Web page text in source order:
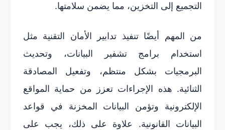
التجميع إلى التخزين، مما يضمن سلامتها.
من المهم أيضًا تنفيذ تدابير الأمان التقنية مثل
استخدام برامج تشفير البيانات، وتحديث
البرمجيات بشكل منتظم، وتفعيل المصادقة
الثنائية. هذه الإجراءات تعزز من حماية المواقع
الإلكترونية وتؤمن البيانات المخزنة في قواعد
البيانات القانونية. علاوة على ذلك، يجب على